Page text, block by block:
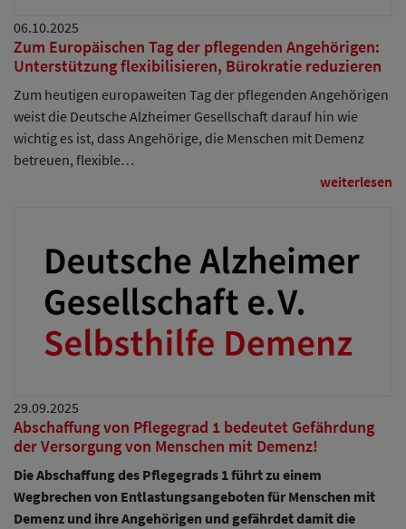
06.10.2025
Zum Europäischen Tag der pflegenden Angehörigen:
Unterstützung flexibilisieren, Bürokratie reduzieren
Zum heutigen europaweiten Tag der pflegenden Angehörigen
weist die Deutsche Alzheimer Gesellschaft darauf hin wie
wichtig es ist, dass Angehörige, die Menschen mit Demenz
betreuen, flexible…
weiterlesen
29.09.2025
Abschaffung von Pflegegrad 1 bedeutet Gefährdung
der Versorgung von Menschen mit Demenz!
Die Abschaffung des Pflegegrads 1 führt zu einem
Wegbrechen von Entlastungsangeboten für Menschen mit
Demenz und ihre Angehörigen und gefährdet damit die